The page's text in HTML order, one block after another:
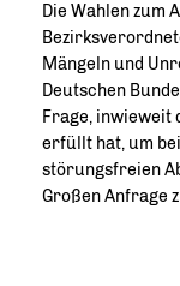
Die Wahlen zum
Mängeln und
Deutschen
Frage, inwieweit
erfüllt hat, um
störungsfreien
Großen Anfrage